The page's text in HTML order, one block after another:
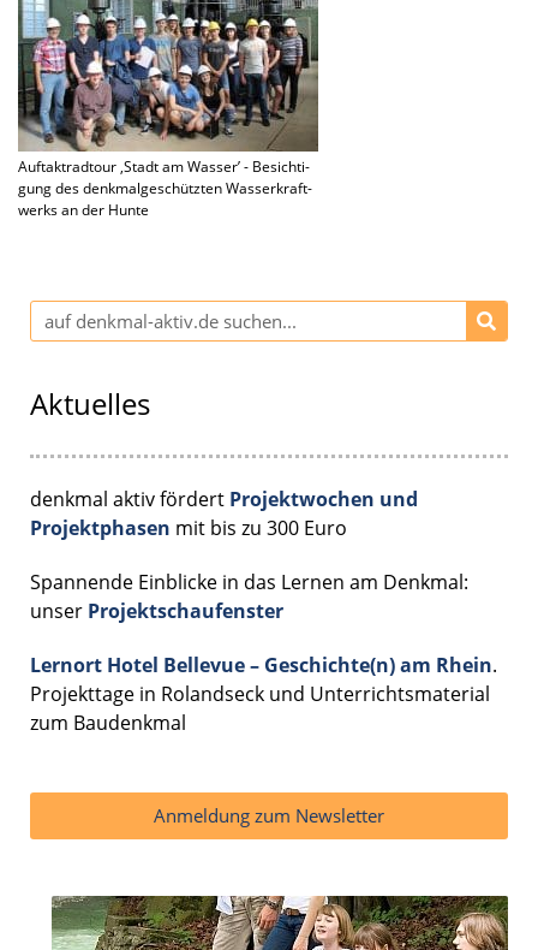
Auftakt­rad­tour ‚Stadt am Wasser’ - Besich­ti­
gung des denkmal­ge­schütz­ten Wasser­kraft­
werks an der Hunte
Aktuelles
denkmal aktiv fördert Projektwochen und
Projektphasen mit bis zu 300 Euro
Spannende Einblicke in das Lernen am Denkmal:
unser Projektschaufenster
Lernort Hotel Bellevue – Geschichte(n) am Rhein.
Projekttage in Rolandseck und Unterrichtsmaterial
zum Baudenkmal
Anmeldung zum Newsletter